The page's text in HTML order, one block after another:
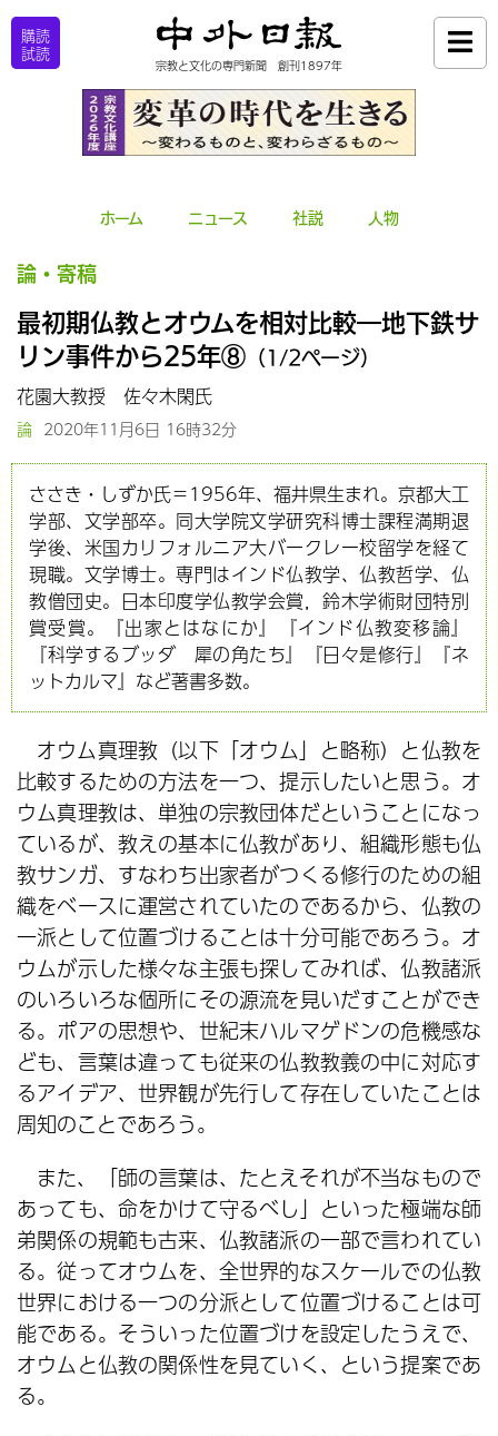
購読
試読
宗教と文化の専門新聞 創刊1897年
ホーム ニュース 社説 人物
論・寄稿
最初期仏教とオウムを相対比較―地下鉄サ
リン事件から25年⑧ （1/2ページ）
花園大教授 佐々木閑氏
論 2020年11月6日 16時32分
ささき・しずか氏＝1956年、福井県生まれ。京都大工
学部、文学部卒。同大学院文学研究科博士課程満期退
学後、米国カリフォルニア大バークレー校留学を経て
現職。文学博士。専門はインド仏教学、仏教哲学、仏
教僧団史。日本印度学仏教学会賞，鈴木学術財団特別
賞受賞。『出家とはなにか』『インド仏教変移論』
『科学するブッダ 犀の角たち』『日々是修行』『ネ
ットカルマ』など著書多数。
オウム真理教（以下「オウム」と略称）と仏教を
比較するための方法を一つ、提示したいと思う。オ
ウム真理教は、単独の宗教団体だということになっ
ているが、教えの基本に仏教があり、組織形態も仏
教サンガ、すなわち出家者がつくる修行のための組
織をベースに運営されていたのであるから、仏教の
一派として位置づけることは十分可能であろう。オ
ウムが示した様々な主張も探してみれば、仏教諸派
のいろいろな個所にその源流を見いだすことができ
る。ポアの思想や、世紀末ハルマゲドンの危機感な
ども、言葉は違っても従来の仏教教義の中に対応す
るアイデア、世界観が先行して存在していたことは
周知のことであろう。
また、「師の言葉は、たとえそれが不当なもので
あっても、命をかけて守るべし」といった極端な師
弟関係の規範も古来、仏教諸派の一部で言われてい
る。従ってオウムを、全世界的なスケールでの仏教
世界における一つの分派として位置づけることは可
能である。そういった位置づけを設定したうえで、
オウムと仏教の関係性を見ていく、という提案であ
る。